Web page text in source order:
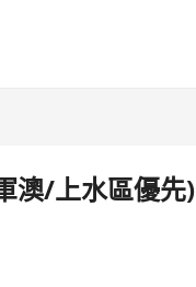
澳/上水區優先)